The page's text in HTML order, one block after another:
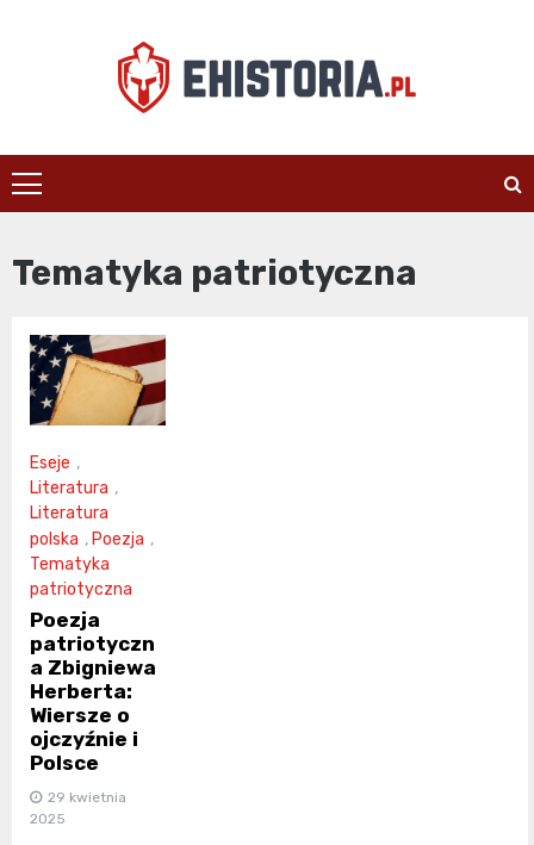
ehistoria.pl
Tematyka patriotyczna
Eseje ,
Literatura ,
Literatura
polska , Poezja ,
Tematyka
patriotyczna
Poezja
patriotyczn
a Zbigniewa
Herberta:
Wiersze o
ojczyźnie i
Polsce
29 kwietnia
2025